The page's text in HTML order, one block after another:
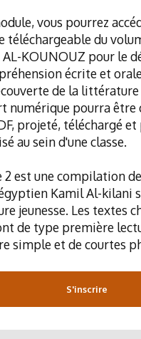
vous pourrez
téléchargeable du
KOUNOUZ pour le
écrite et
de la littérature
numérique pourra être
projeté, téléchargé
au sein d'une classe.
2 est une compilation
Kamil Al-kilani
jeunesse. Les textes
de type première
simple et de courtes
S'inscrire